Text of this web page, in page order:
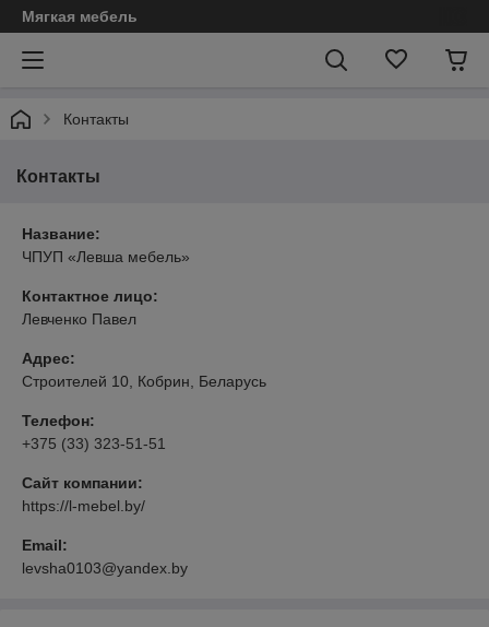
Мягкая мебель
Контакты
Контакты
Название:
ЧПУП «Левша мебель»
Контактное лицо:
Левченко Павел
Адрес:
Строителей 10, Кобрин, Беларусь
Телефон:
+375 (33) 323-51-51
Сайт компании:
https://l-mebel.by/
Email:
levsha0103@yandex.by